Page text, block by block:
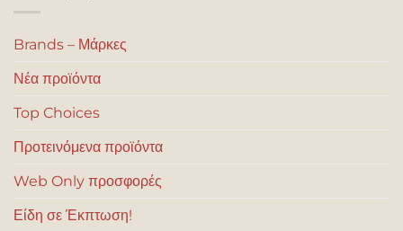
Brands – Μάρκες
Νέα προϊόντα
Top Choices
Προτεινόμενα προϊόντα
Web Only προσφορές
Είδη σε Έκπτωση!